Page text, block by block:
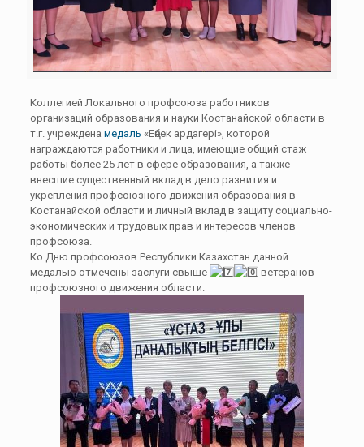
Коллегией Локального профсоюза работников
организаций образования и науки Костанайской области в
т.г. учреждена медаль «Еңбек ардагері», которой
награждаются работники и лица, имеющие общий стаж
работы более 25 лет в сфере образования, а также
внесшие существенный вклад в дело развития и
укрепления профсоюзного движения образования в
Костанайской области и личный вклад в защиту социально-
экономических и трудовых прав и интересов членов
профсоюза.
Ко Дню профсоюзов Республики Казахстан данной
медалью отмечены заслуги свыше
ветеранов
профсоюзного движения области.